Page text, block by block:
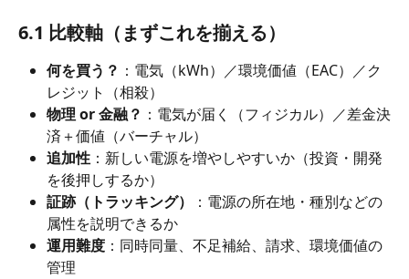
6.1 比較軸（まずこれを揃える）
何を買う？ ：電気（kWh）／環境価値（EAC）／ク
レジット（相殺）
物理 or 金融？ ：電気が届く（フィジカル）／差金決
済＋価値（バーチャル）
追加性：新しい電源を増やしやすいか（投資・開発
を後押しするか）
証跡（トラッキング）
：電源の所在地・種別などの
属性を説明できるか
運用難度 ：同時同量、不足補給、請求、環境価値の
管理